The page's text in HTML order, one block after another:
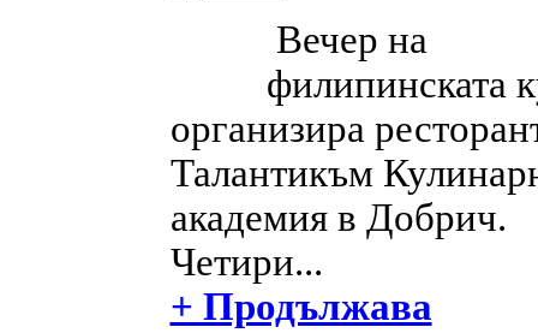
Вечер на
филипинската
организира
Талантикъм
академия в Добрич.
Четири...
+ Продължава